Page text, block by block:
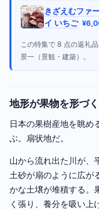
きざえむファ
イ いちご
この特集で 8 点の返礼
景一（景観・建築）。
地形が果物を形づ
日本の果樹産地を眺め
ぶ。扇状地だ。
山から流れ出た川が、
土砂が扇のように広が
かな土壌が堆積する。
く張り、養分を吸い上